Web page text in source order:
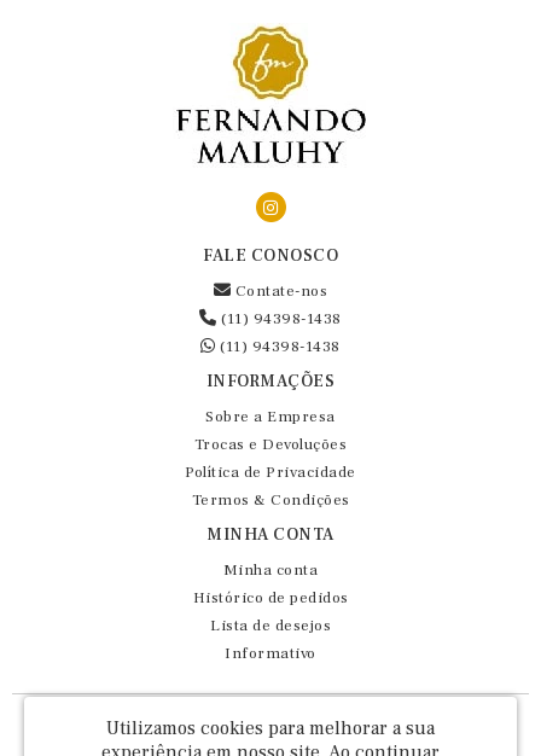
FALE CONOSCO
Contate-nos
(11) 94398-1438
(11) 94398-1438
INFORMAÇÕES
Sobre a Empresa
Trocas e Devoluções
Política de Privacidade
Termos & Condições
MINHA CONTA
Minha conta
Histórico de pedidos
Lista de desejos
Informativo
Fernando Maluhy Cia Ltda - CNPJ: 60.458.825/0001-86
Rua Dr Euclydes da Cunha, 47 - Brás - São Paulo / SP - CEP 03016-030
Utilizamos cookies para melhorar a sua